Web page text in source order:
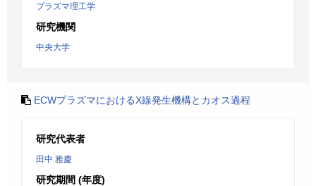
プラズマ理工学
研究機関
中央大学
ECWプラズマにおけるX線発生機構とカオス過程
研究代表者
田中 雅慶
研究期間 (年度)